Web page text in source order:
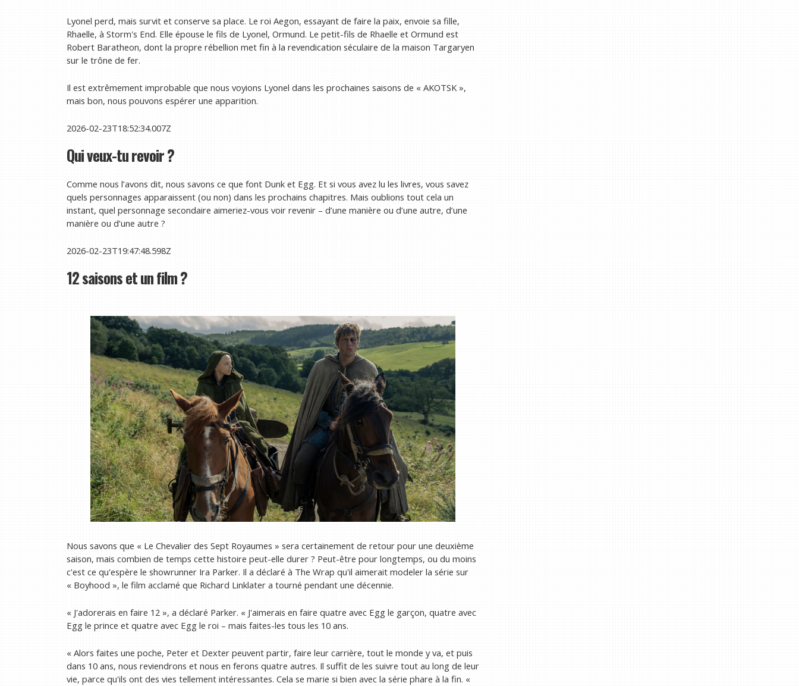
Lyonel perd, mais survit et conserve sa place. Le roi Aegon, essayant de faire la paix, envoie sa fille,
Rhaelle, à Storm's End. Elle épouse le fils de Lyonel, Ormund. Le petit-fils de Rhaelle et Ormund est
Robert Baratheon, dont la propre rébellion met fin à la revendication séculaire de la maison Targaryen
sur le trône de fer.
Il est extrêmement improbable que nous voyions Lyonel dans les prochaines saisons de « AKOTSK »,
mais bon, nous pouvons espérer une apparition.
2026-02-23T18:52:34.007Z
Qui veux-tu revoir ?
Comme nous l’avons dit, nous savons ce que font Dunk et Egg. Et si vous avez lu les livres, vous savez
quels personnages apparaissent (ou non) dans les prochains chapitres. Mais oublions tout cela un
instant, quel personnage secondaire aimeriez-vous voir revenir – d’une manière ou d’une autre, d’une
manière ou d’une autre ?
2026-02-23T19:47:48.598Z
12 saisons et un film ?
Nous savons que « Le Chevalier des Sept Royaumes » sera certainement de retour pour une deuxième
saison, mais combien de temps cette histoire peut-elle durer ? Peut-être pour longtemps, ou du moins
c'est ce qu'espère le showrunner Ira Parker. Il a déclaré à The Wrap qu'il aimerait modeler la série sur
« Boyhood », le film acclamé que Richard Linklater a tourné pendant une décennie.
« J'adorerais en faire 12 », a déclaré Parker. « J'aimerais en faire quatre avec Egg le garçon, quatre avec
Egg le prince et quatre avec Egg le roi – mais faites-les tous les 10 ans.
« Alors faites une poche, Peter et Dexter peuvent partir, faire leur carrière, tout le monde y va, et puis
dans 10 ans, nous reviendrons et nous en ferons quatre autres. Il suffit de les suivre tout au long de leur
vie, parce qu'ils ont des vies tellement intéressantes. Cela se marie si bien avec la série phare à la fin. «